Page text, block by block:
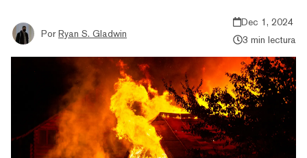
Por Ryan S. Gladwin
Dec 1, 2024
3 min lectura